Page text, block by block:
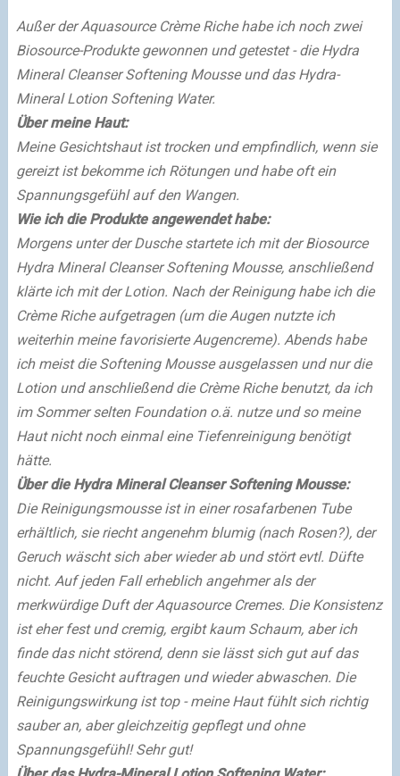
Außer der Aquasource Crème Riche habe ich noch zwei
Biosource-Produkte gewonnen und getestet - die Hydra
Mineral Cleanser Softening Mousse und das Hydra-
Mineral Lotion Softening Water.
Über meine Haut:
Meine Gesichtshaut ist trocken und empfindlich, wenn sie
gereizt ist bekomme ich Rötungen und habe oft ein
Spannungsgefühl auf den Wangen.
Wie ich die Produkte angewendet habe:
Morgens unter der Dusche startete ich mit der Biosource
Hydra Mineral Cleanser Softening Mousse, anschließend
klärte ich mit der Lotion. Nach der Reinigung habe ich die
Crème Riche aufgetragen (um die Augen nutzte ich
weiterhin meine favorisierte Augencreme). Abends habe
ich meist die Softening Mousse ausgelassen und nur die
Lotion und anschließend die Crème Riche benutzt, da ich
im Sommer selten Foundation o.ä. nutze und so meine
Haut nicht noch einmal eine Tiefenreinigung benötigt
hätte.
Über die Hydra Mineral Cleanser Softening Mousse:
Die Reinigungsmousse ist in einer rosafarbenen Tube
erhältlich, sie riecht angenehm blumig (nach Rosen?), der
Geruch wäscht sich aber wieder ab und stört evtl. Düfte
nicht. Auf jeden Fall erheblich angehmer als der
merkwürdige Duft der Aquasource Cremes. Die Konsistenz
ist eher fest und cremig, ergibt kaum Schaum, aber ich
finde das nicht störend, denn sie lässt sich gut auf das
feuchte Gesicht auftragen und wieder abwaschen. Die
Reinigungswirkung ist top - meine Haut fühlt sich richtig
sauber an, aber gleichzeitig gepflegt und ohne
Spannungsgefühl! Sehr gut!